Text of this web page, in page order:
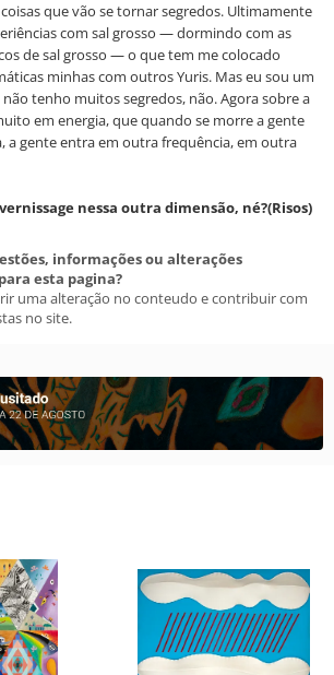
que vão se tornar segredos. Ultimamente
com sal grosso — dormindo com as
de sal grosso — o que tem me colocado
minhas com outros Yuris. Mas eu sou um
tenho muitos segredos, não. Agora sobre a
em energia, que quando se morre a gente
a gente entra em outra frequência, em outra
nessa outra dimensão, né?(Risos)
informações ou alterações
esta pagina?
uma alteração no conteudo e contribuir com
no site.